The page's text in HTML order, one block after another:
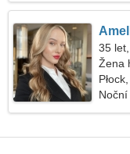
35
Žena
Noční